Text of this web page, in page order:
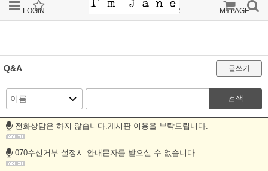
LOGIN ORDER MYPAGE
Q&A 글쓰기
검색
전화상담은 하지 않습니다.게시판 이용을 부탁드립니다.
070수신거부 설정시 안내문자를 받으실 수 없습니다.